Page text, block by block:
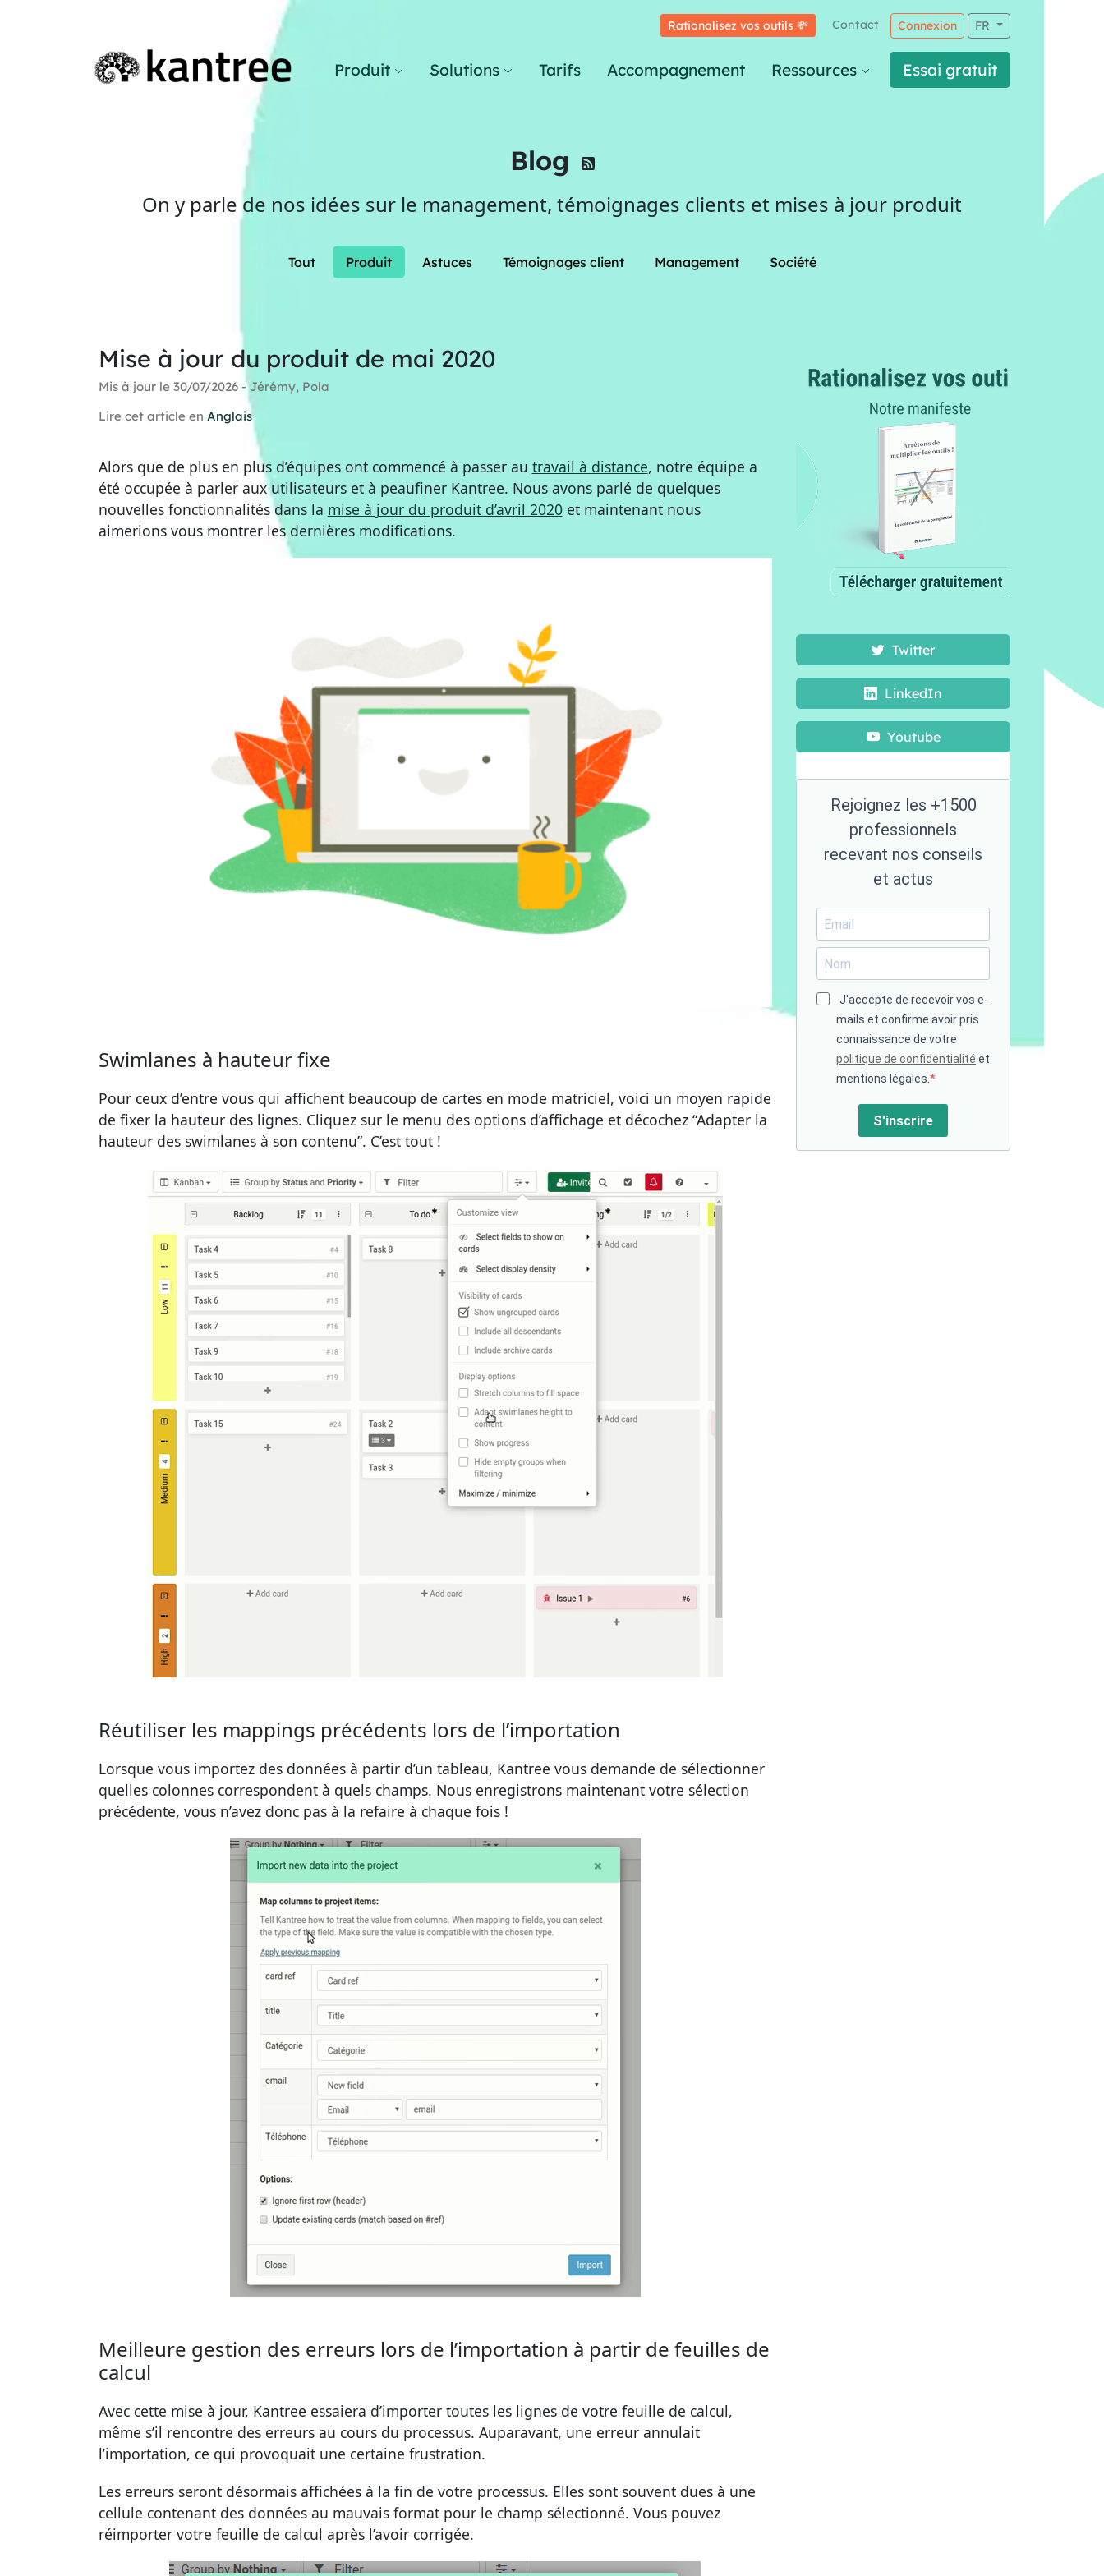
Rationalisez vos outils 💸 Contact Connexion FR
Produit Solutions Tarifs Accompagnement Ressources Essai gratuit
Blog
On y parle de nos idées sur le management, témoignages clients et mises à jour produit
Tout Produit Astuces Témoignages client Management Société
Mise à jour du produit de mai 2020
Mis à jour le 30/07/2026 - Jérémy, Pola
Lire cet article en Anglais
Alors que de plus en plus d’équipes ont commencé à passer au travail à distance, notre équipe a
été occupée à parler aux utilisateurs et à peaufiner Kantree. Nous avons parlé de quelques
nouvelles fonctionnalités dans la mise à jour du produit d’avril 2020et maintenant nous
aimerions vous montrer les dernières modifications.
Swimlanes à hauteur fixe
Pour ceux d’entre vous qui affichent beaucoup de cartes en mode matriciel, voici un moyen rapide
de fixer la hauteur des lignes. Cliquez sur le menu des options d’affichage et décochez “Adapter la
hauteur des swimlanes à son contenu”. C’est tout !
Réutiliser les mappings précédents lors de l’importation
Lorsque vous importez des données à partir d’un tableau, Kantree vous demande de sélectionner
quelles colonnes correspondent à quels champs. Nous enregistrons maintenant votre sélection
précédente, vous n’avez donc pas à la refaire à chaque fois !
Meilleure gestion des erreurs lors de l’importation à partir de feuilles de
calcul
Avec cette mise à jour, Kantree essaiera d’importer toutes les lignes de votre feuille de calcul,
même s’il rencontre des erreurs au cours du processus. Auparavant, une erreur annulait
l’importation, ce qui provoquait une certaine frustration.
Les erreurs seront désormais affichées à la fin de votre processus. Elles sont souvent dues à une
cellule contenant des données au mauvais format pour le champ sélectionné. Vous pouvez
réimporter votre feuille de calcul après l’avoir corrigée.
Twitter
LinkedIn
Youtube
Rejoignez les +1500
professionnels
recevant nos conseils
et actus
J'accepte de recevoir vos e-
mails et confirme avoir pris
connaissance de votre
politique de confidentialité et
mentions légales.
S'inscrire